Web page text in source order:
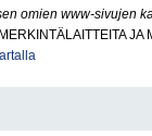
omien www-sivujen
JA